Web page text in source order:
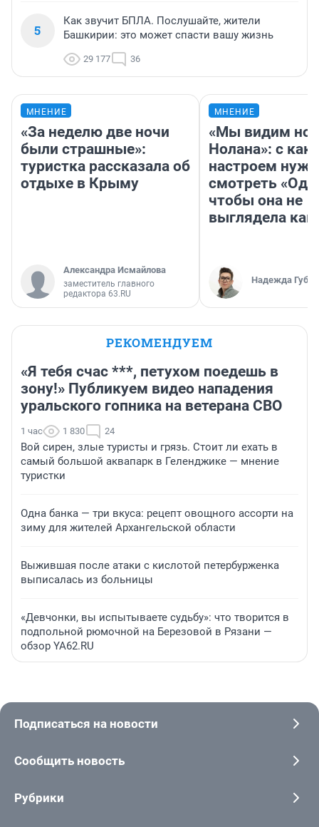
5
Как звучит БПЛА. Послушайте, жители
Башкирии: это может спасти вашу жизнь
29 177 36
МНЕНИЕ
«За неделю две ночи
были страшные»:
туристка рассказала об
отдыхе в Крыму
Александра Исмайлова
заместитель главного
редактора 63.RU
МНЕНИЕ
«Мы видим
Нолана»: с
настроем
смотреть
чтобы она не
выглядела как
Надежда
РЕКОМЕНДУЕМ
«Я тебя счас ***, петухом поедешь в
зону!» Публикуем видео нападения
уральского гопника на ветерана СВО
1 час 1 830 24
Вой сирен, злые туристы и грязь. Стоит ли ехать в
самый большой аквапарк в Геленджике — мнение
туристки
Одна банка — три вкуса: рецепт овощного ассорти на
зиму для жителей Архангельской области
Выжившая после атаки с кислотой петербурженка
выписалась из больницы
«Девчонки, вы испытываете судьбу»: что творится в
подпольной рюмочной на Березовой в Рязани —
обзор YA62.RU
Подписаться на новости
Сообщить новость
Рубрики